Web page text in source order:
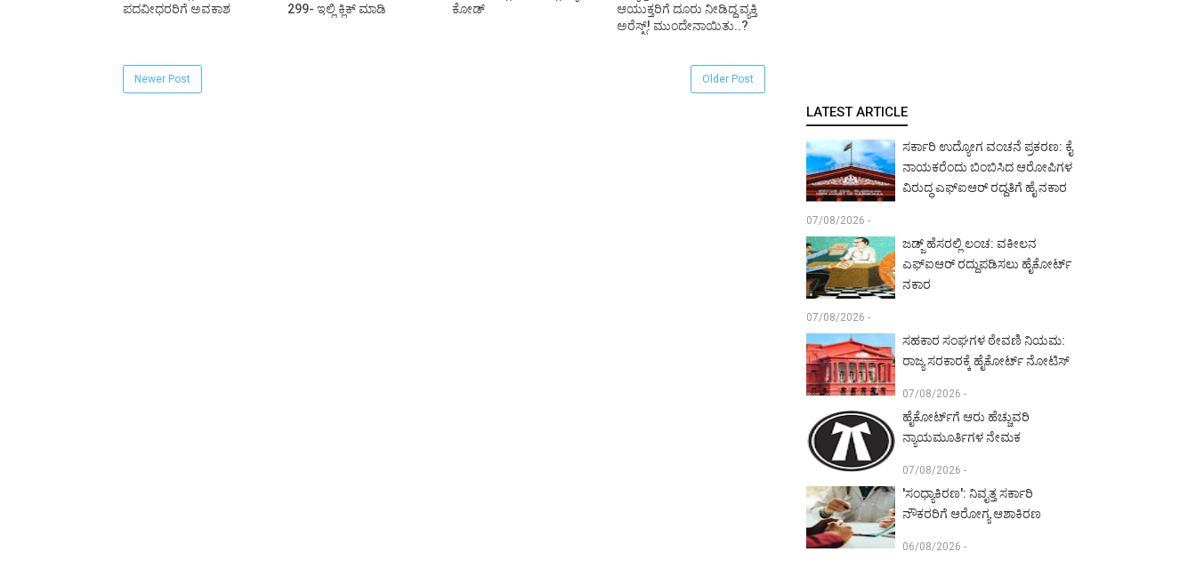
ಪದವೀಧರರಿಗೆ ಅವಕಾಶ
299- ಇಲ್ಲಿ ಕ್ಲಿಕ್ ಮಾಡಿ
ಕೋಡ್
ಆಯುಕ್ತರಿಗೆ ದೂರು ನೀಡಿದ್ದ ವ್ಯಕ್ತಿ
ಅರೆಸ್ಟ್! ಮುಂದೇನಾಯಿತು..?
Newer Post Older Post
LATEST ARTICLE
ಸರ್ಕಾರಿ ಉದ್ಯೋಗ ವಂಚನೆ ಪ್ರಕರಣ: ಕೈ
ನಾಯಕರೆಂದು ಬಿಂಬಿಸಿದ ಆರೋಪಿಗಳ
ವಿರುದ್ಧ ಎಫ್‌ಐಆರ್ ರದ್ದತಿಗೆ ಹೈ ನಕಾರ
07/08/2026 -
ಜಡ್ಜ್ ಹೆಸರಲ್ಲಿ ಲಂಚ: ವಕೀಲನ
ಎಫ್‌ಐಆರ್ ರದ್ದುಪಡಿಸಲು ಹೈಕೋರ್ಟ್
ನಕಾರ
07/08/2026 -
ಸಹಕಾರ ಸಂಘಗಳ ಠೇವಣಿ ನಿಯಮ:
ರಾಜ್ಯ ಸರಕಾರಕ್ಕೆ ಹೈಕೋರ್ಟ್ ನೋಟಿಸ್
07/08/2026 -
ಹೈಕೋರ್ಟ್‌ಗೆ ಆರು ಹೆಚ್ಚುವರಿ
ನ್ಯಾಯಮೂರ್ತಿಗಳ ನೇಮಕ
07/08/2026 -
'ಸಂಧ್ಯಾಕಿರಣ': ನಿವೃತ್ತ ಸರ್ಕಾರಿ
ನೌಕರರಿಗೆ ಆರೋಗ್ಯ ಆಶಾಕಿರಣ
06/08/2026 -